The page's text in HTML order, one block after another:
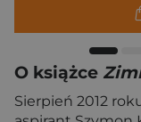
O książce
Sierpień 2012